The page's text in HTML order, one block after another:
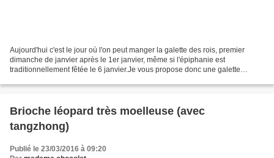
Aujourd'hui c'est le jour où l'on peut manger la galette des rois, premier
dimanche de janvier après le 1er janvier, même si l'épiphanie est
traditionnellement fêtée le 6 janvier.Je vous propose donc une galette
Brioche léopard très moelleuse (avec
tangzhong)
Publié le 23/03/2016 à 09:20